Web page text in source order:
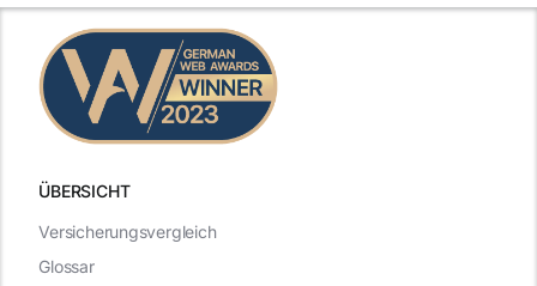
ÜBERSICHT
Versicherungsvergleich
Glossar